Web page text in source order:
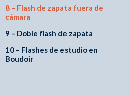
8 – Flash de zapata fuera de
cámara
9 – Doble flash de zapata
10 – Flashes de estudio en
Boudoir